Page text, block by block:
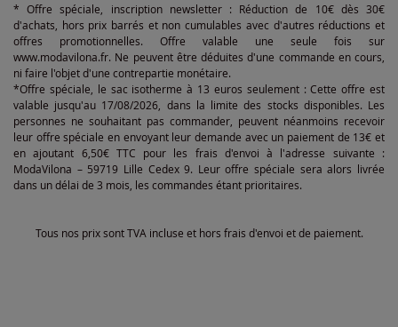
* Offre spéciale, inscription newsletter : Réduction de 10€ dès 30€
d'achats, hors prix barrés et non cumulables avec d'autres réductions et
offres promotionnelles. Offre valable une seule fois sur
www.modavilona.fr. Ne peuvent être déduites d'une commande en cours,
ni faire l'objet d'une contrepartie monétaire.
*Offre spéciale, le sac isotherme à 13 euros seulement : Cette offre est
valable jusqu'au 17/08/2026, dans la limite des stocks disponibles. Les
personnes ne souhaitant pas commander, peuvent néanmoins recevoir
leur offre spéciale en envoyant leur demande avec un paiement de 13€ et
en ajoutant 6,50€ TTC pour les frais d'envoi à l'adresse suivante :
ModaVilona – 59719 Lille Cedex 9. Leur offre spéciale sera alors livrée
dans un délai de 3 mois, les commandes étant prioritaires.
Tous nos prix sont TVA incluse et hors frais d'envoi et de paiement.